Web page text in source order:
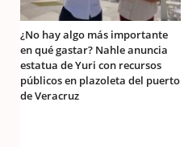
¿No hay algo más importante
en qué gastar? Nahle anuncia
estatua de Yuri con recursos
públicos en plazoleta del puerto
de Veracruz